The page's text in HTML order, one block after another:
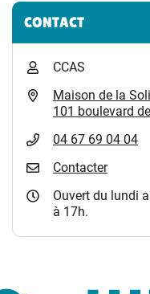
Informations
CONTACT
CCAS
Maison de la
101 boulevard
04 67 69 04 04
Contacter
Ouvert du lundi
à 17h.